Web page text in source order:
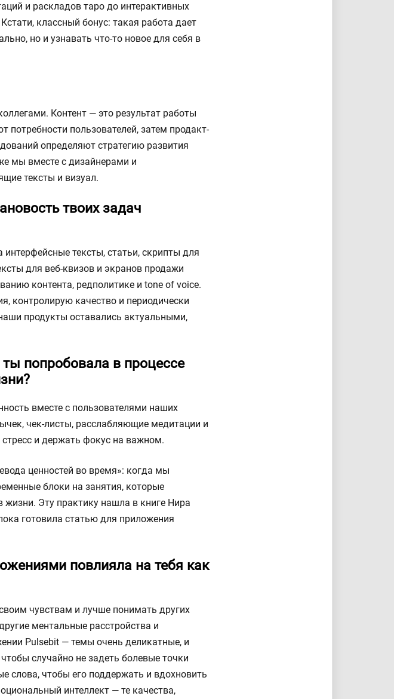
и раскладов таро до интерактивных
классный бонус: такая работа дает
но и узнавать что-то новое для себя в
Контент — это результат работы
пользователей, затем продакт-
определяют стратегию развития
мы вместе с дизайнерами и
тексты и визуал.
твоих задач
тексты, статьи, скрипты для
для веб-квизов и экранов продажи
контента, редполитике и tone of voice.
контролирую качество и периодически
продукты оставались актуальными,
попробовала в процессе
вместе с пользователями наших
чек-листы, расслабляющие медитации и
и держать фокус на важном.
ценностей во время»: когда мы
блоки на занятия, которые
Эту практику нашла в книге Нира
готовила статью для приложения
повлияла на тебя как
чувствам и лучше понимать других
ментальные расстройства и
Pulsebit — темы очень деликатные, и
случайно не задеть болевые точки
слова, чтобы его поддержать и вдохновить
интеллект — те качества,